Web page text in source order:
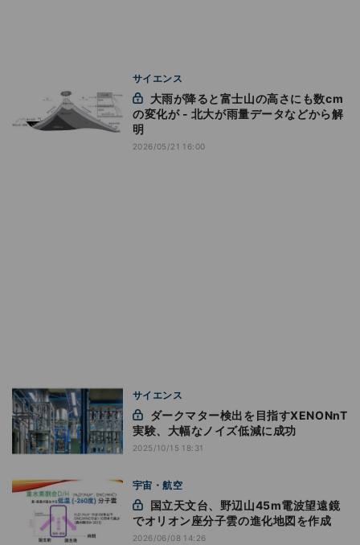
サイエンス
の変化が - 北大が雨量データなどから解
明
2026/05/21 16:00
サイエンス
実験、大幅なノイズ低減に成功
2025/10/15 18:31
宇宙・航空
でオリオン座分子雲の進化地図を作成
2026/06/08 14:26